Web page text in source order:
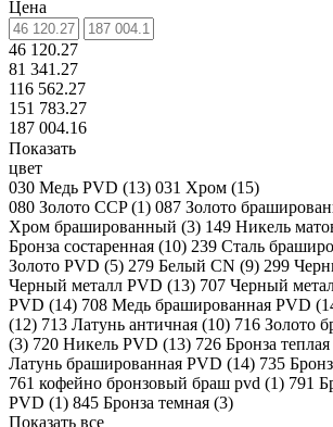
Цена
46 120.27
81 341.27
116 562.27
151 783.27
187 004.16
Показать
цвет
030 Медь PVD (13) 031 Хром (15)
080 Золото CCP (1) 087 Золото
Хром брашированный (3) 149 Никель
Бронза состаренная (10) 239 Сталь
Золото PVD (5) 279 Белый CN (9) 299
Черный металл PVD (13) 707 Черный
PVD (14) 708 Медь брашированная PVD (
(12) 713 Латунь античная (10) 716 Золото
(3) 720 Никель PVD (13) 726 Бронза
Латунь брашированная PVD (14) 735
761 кофейно бронзовый браш pvd (1) 791
PVD (1) 845 Бронза темная (3)
Показать все